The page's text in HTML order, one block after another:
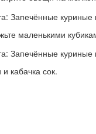
маленькими
кабачка сок.